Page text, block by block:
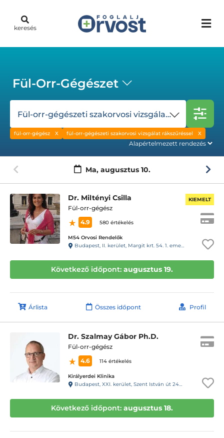
keresés
Fül-Orr-Gégészet
Fül-orr-gégészeti szakorvosi vizsgálat rákszűréssel
fül-orr-gégész fül-orr-gégészeti szakorvosi vizsgálat rákszűréssel
Ma, augusztus 10.
Dr. Miltényi Csilla
Fül-orr-gégész
4.9
580 értékelés
M54 Orvosi Rendelők
Budapest, II. kerület, Margit krt. 54. 1. emelet 1.
KIEMELT
Következő időpont: augusztus 19.
Árlista Összes időpont Profil
Dr. Szalmay Gábor Ph.D.
Fül-orr-gégész
4.6
114 értékelés
Királyerdei Klinika
Budapest, XXI. kerület, Szent István út 248-250.
Következő időpont: augusztus 18.